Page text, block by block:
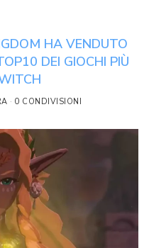
HA VENDUTO
DEI GIOCHI PIÙ
0 CONDIVISIONI